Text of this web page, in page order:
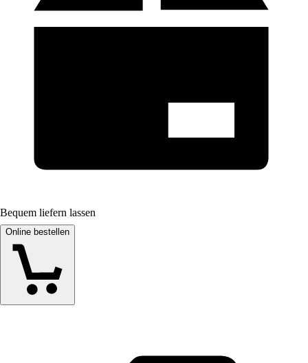
Bequem liefern lassen
Online bestellen